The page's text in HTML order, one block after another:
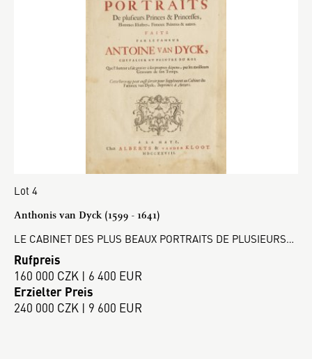
Lot 4
Anthonis van Dyck (1599 - 1641)
LE CABINET DES PLUS BEAUX PORTRAITS DE PLUSIEURS…
Rufpreis
160 000 CZK | 6 400 EUR
Erzielter Preis
240 000 CZK | 9 600 EUR